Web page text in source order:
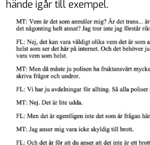
hände igår till exempel.